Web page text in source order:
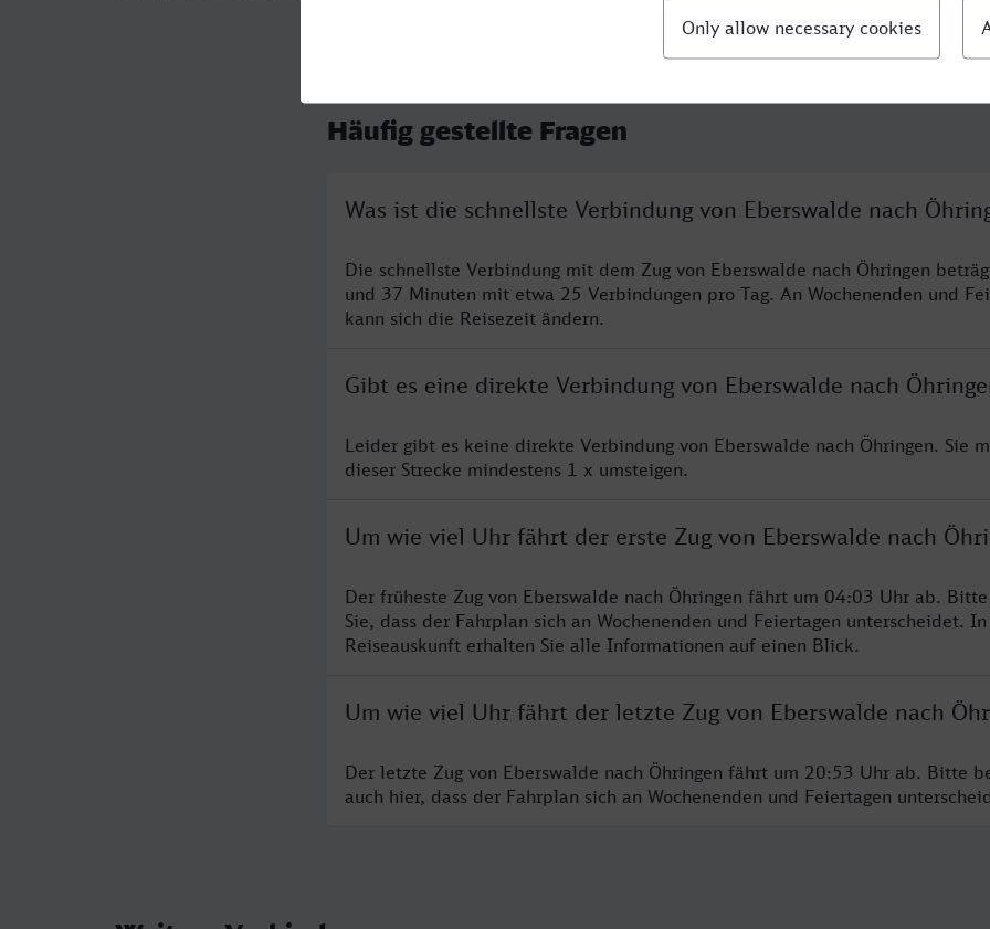
Häufig gestellte Fragen
Was ist die schnellste Verbindung von Eberswalde nach
Die schnellste Verbindung mit dem Zug von Eberswalde nach Öhringen
und 37 Minuten mit etwa 25 Verbindungen pro Tag. An Wochenenden und
kann sich die Reisezeit ändern.
Gibt es eine direkte Verbindung von Eberswalde nach
Leider gibt es keine direkte Verbindung von Eberswalde nach Öhringen. Sie
dieser Strecke mindestens 1 x umsteigen.
Um wie viel Uhr fährt der erste Zug von Eberswalde nach
Der früheste Zug von Eberswalde nach Öhringen fährt um 04:03 Uhr ab.
Sie, dass der Fahrplan sich an Wochenenden und Feiertagen unterscheidet.
Reiseauskunft erhalten Sie alle Informationen auf einen Blick.
Um wie viel Uhr fährt der letzte Zug von Eberswalde nach
Der letzte Zug von Eberswalde nach Öhringen fährt um 20:53 Uhr ab. Bitte
auch hier, dass der Fahrplan sich an Wochenenden und Feiertagen